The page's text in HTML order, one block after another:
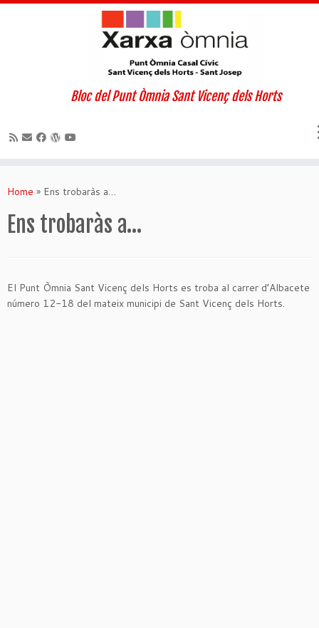
to
Bloc del Punt Òmnia Sant Vicenç dels Horts
Home » Ens trobaràs a…
Ens trobaràs a…
El Punt Òmnia Sant Vicenç dels Horts es troba al carrer d’Albacete
número 12-18 del mateix municipi de Sant Vicenç dels Horts.